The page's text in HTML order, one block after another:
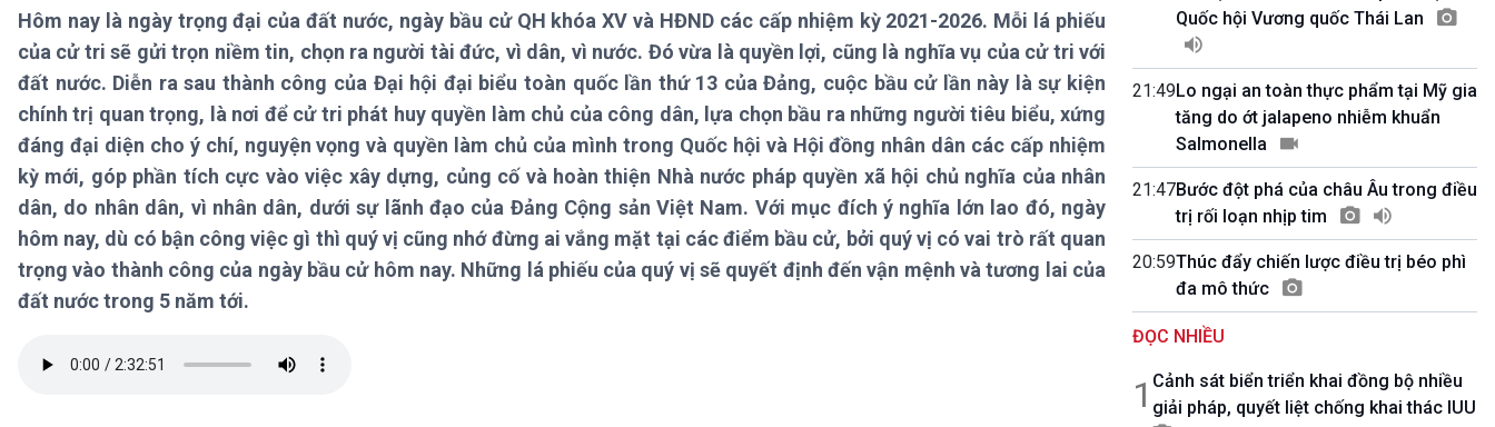
Tìm hiểu biển, đảo Việt
Nam
Xã hội
Tin Đời sống & Xã hội
360 độ Sức khỏe
Chuyển đổi Xanh
Tài nguyên và Môi trường
Chuyên gia của bạn
Xã hội chuyển động
Bước chân đến trường
Khoa học & Công nghệ
Tin Khoa học & Công nghệ
Kết nối công nghệ
Sống chung với biến đổi
khí hậu
Văn hoá & Du lịch
Tin Văn hoá & Du lịch
Chát với người nổi tiếng
Câu chuyện Thể thao
Multimedia
Ảnh
Video
Infographic
E-Magazine
Podcast
Góc nhìn VOV1
Bình luận
10 phút Sự kiện - Luận bàn
Dòng chảy sự kiện
Đối thoại
Diễn đàn chủ nhật
Chuyện đêm
VOV1 đặc biệt
Chân dung cuộc sống
Hôm nay là ngày trọng đại của đất nước, ngày bầu cử QH khóa XV và HĐND các cấp nhiệm kỳ 2021-2026. Mỗi lá phiếu
của cử tri sẽ gửi trọn niềm tin, chọn ra người tài đức, vì dân, vì nước. Đó vừa là quyền lợi, cũng là nghĩa vụ của cử tri với
đất nước. Diễn ra sau thành công của Đại hội đại biểu toàn quốc lần thứ 13 của Đảng, cuộc bầu cử lần này là sự kiện
chính trị quan trọng, là nơi để cử tri phát huy quyền làm chủ của công dân, lựa chọn bầu ra những người tiêu biểu, xứng
đáng đại diện cho ý chí, nguyện vọng và quyền làm chủ của mình trong Quốc hội và Hội đồng nhân dân các cấp nhiệm
kỳ mới, góp phần tích cực vào việc xây dựng, củng cố và hoàn thiện Nhà nước pháp quyền xã hội chủ nghĩa của nhân
dân, do nhân dân, vì nhân dân, dưới sự lãnh đạo của Đảng Cộng sản Việt Nam. Với mục đích ý nghĩa lớn lao đó, ngày
hôm nay, dù có bận công việc gì thì quý vị cũng nhớ đừng ai vắng mặt tại các điểm bầu cử, bởi quý vị có vai trò rất quan
trọng vào thành công của ngày bầu cử hôm nay. Những lá phiếu của quý vị sẽ quyết định đến vận mệnh và tương lai của
đất nước trong 5 năm tới.
Quốc hội Vương quốc Thái Lan
21:49Lo ngại an toàn thực phẩm tại Mỹ gia
tăng do ớt jalapeno nhiễm khuẩn
Salmonella
21:47Bước đột phá của châu Âu trong điều
trị rối loạn nhịp tim
20:59Thúc đẩy chiến lược điều trị béo phì
đa mô thức
ĐỌC NHIỀU
1 Cảnh sát biển triển khai đồng bộ nhiều
giải pháp, quyết liệt chống khai thác IUU